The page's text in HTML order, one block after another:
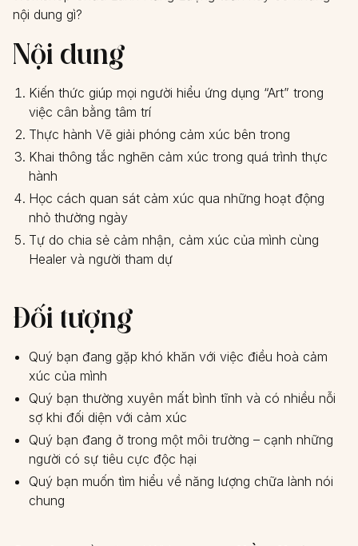
nội dung gì?
Nội dung
Kiến thức giúp mọi người hiểu ứng dụng “Art” trong
việc cân bằng tâm trí
Thực hành Vẽ giải phóng cảm xúc bên trong
Khai thông tắc nghẽn cảm xúc trong quá trình thực
hành
Học cách quan sát cảm xúc qua những hoạt động
nhỏ thường ngày
Tự do chia sẻ cảm nhận, cảm xúc của mình cùng
Healer và người tham dự
Đối tượng
Quý bạn đang gặp khó khăn với việc điều hoà cảm
xúc của mình
Quý bạn thường xuyên mất bình tĩnh và có nhiều nỗi
sợ khi đối diện với cảm xúc
Quý bạn đang ở trong một môi trường – cạnh những
người có sự tiêu cực độc hại
Quý bạn muốn tìm hiểu về năng lượng chữa lành nói
chung